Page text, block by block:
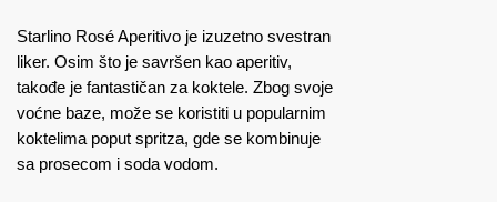
Starlino Rosé Aperitivo je izuzetno svestran
liker. Osim što je savršen kao aperitiv,
takođe je fantastičan za koktele. Zbog svoje
voćne baze, može se koristiti u popularnim
koktelima poput spritza, gde se kombinuje
sa prosecom i soda vodom.